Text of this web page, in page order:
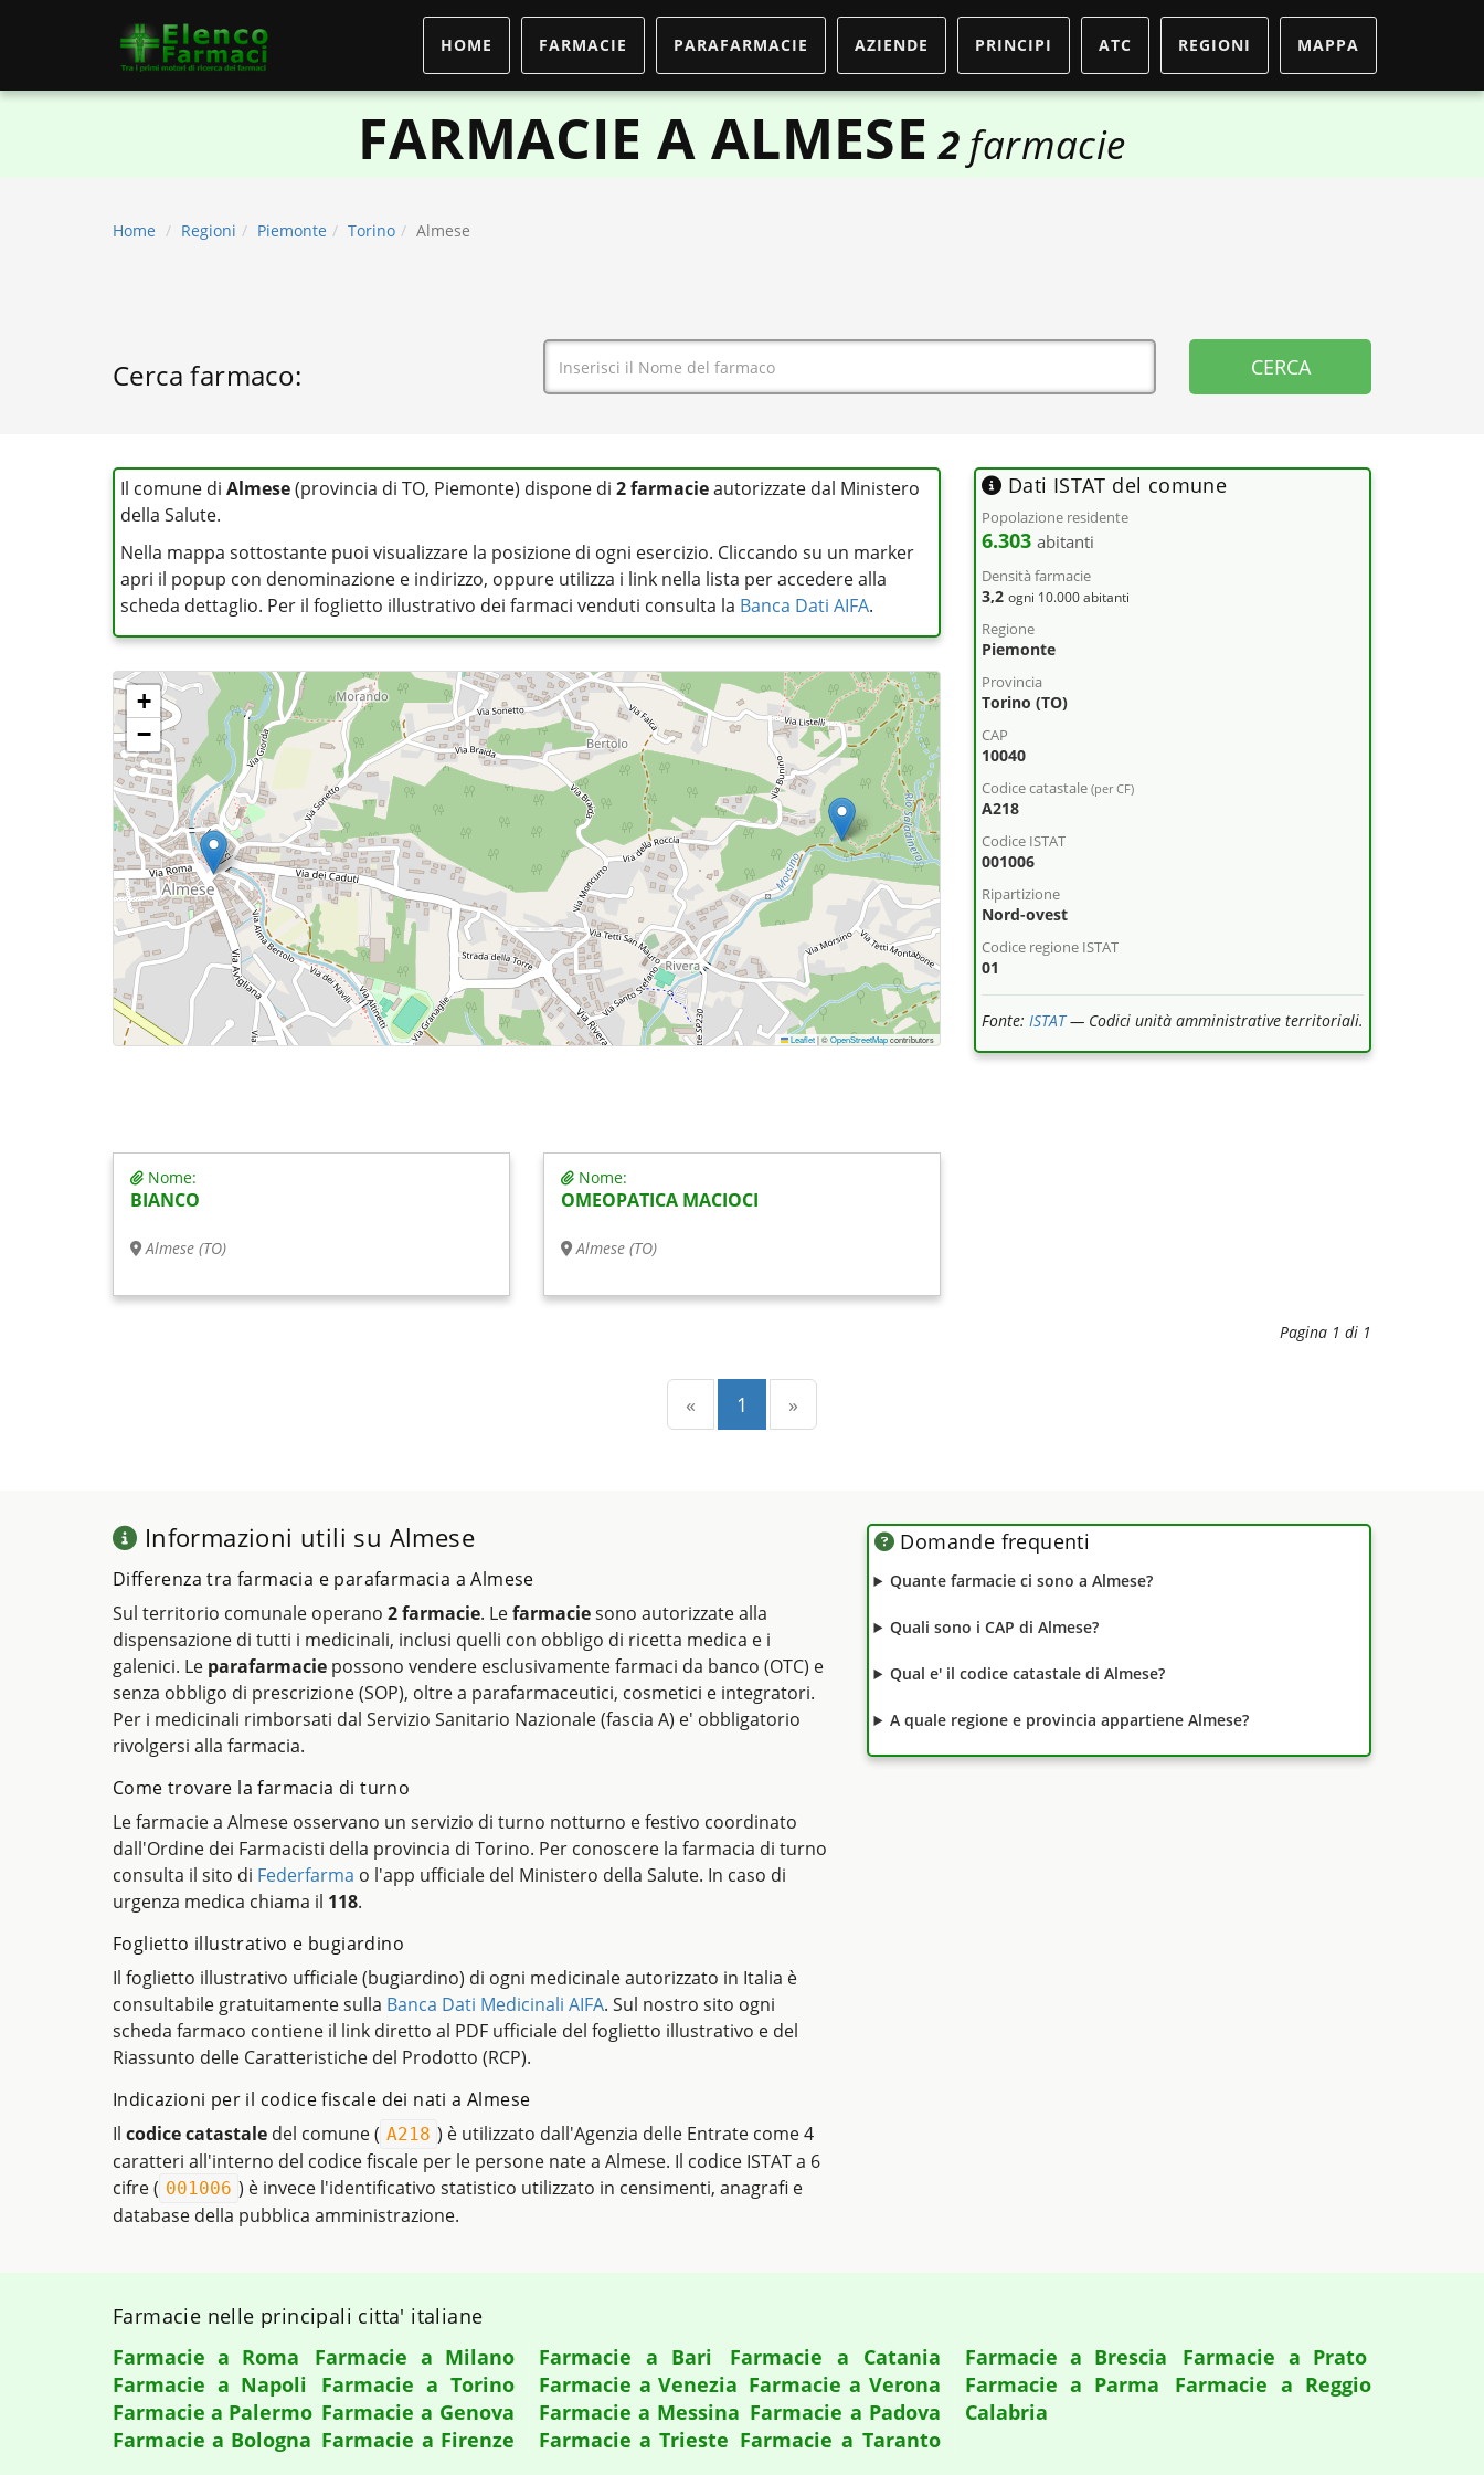
HOME FARMACIE PARAFARMACIE AZIENDE PRINCIPI ATC REGIONI MAPPA
FARMACIE A ALMESE 2 farmacie
Home Regioni Piemonte Torino Almese
Cerca farmaco:
Il comune di Almese(provincia di TO, Piemonte) dispone di 2 farmacieautorizzate dal Ministero
della Salute.
Nella mappa sottostante puoi visualizzare la posizione di ogni esercizio. Cliccando su un marker
apri il popup con denominazione e indirizzo, oppure utilizza i link nella lista per accedere alla
scheda dettaglio. Per il foglietto illustrativo dei farmaci venduti consulta la Banca Dati AIFA.
+
−
Leaflet|©OpenStreetMapcontributors
Dati ISTAT del comune
Popolazione residente
6.303 abitanti
Densità farmacie
3,2 ogni 10.000 abitanti
Regione
Piemonte
Provincia
Torino (TO)
CAP
10040
Codice catastale (per CF)
A218
Codice ISTAT
001006
Ripartizione
Nord-ovest
Codice regione ISTAT
01
Fonte: ISTAT— Codici unità amministrative territoriali.
Nome:
BIANCO
Almese (TO)
Nome:
OMEOPATICA MACIOCI
Almese (TO)
Pagina 1 di 1
« Precedente
1 (current)
»
Informazioni utili su Almese
Differenza tra farmacia e parafarmacia a Almese
Sul territorio comunale operano 2 farmacie. Lefarmaciesono autorizzate alla
dispensazione di tutti i medicinali, inclusi quelli con obbligo di ricetta medica e i
galenici. Le parafarmacie possono vendere esclusivamente farmaci da banco (OTC) e
senza obbligo di prescrizione (SOP), oltre a parafarmaceutici, cosmetici e integratori.
Per i medicinali rimborsati dal Servizio Sanitario Nazionale (fascia A) e' obbligatorio
rivolgersi alla farmacia.
Come trovare la farmacia di turno
Le farmacie a Almese osservano un servizio di turno notturno e festivo coordinato
dall'Ordine dei Farmacisti della provincia di Torino. Per conoscere la farmacia di turno
consulta il sito di Federfarma o l'app ufficiale del Ministero della Salute. In caso di
urgenza medica chiama il 118.
Foglietto illustrativo e bugiardino
Il foglietto illustrativo ufficiale (bugiardino) di ogni medicinale autorizzato in Italia è
consultabile gratuitamente sulla Banca Dati Medicinali AIFA. Sul nostro sito ogni
scheda farmaco contiene il link diretto al PDF ufficiale del foglietto illustrativo e del
Riassunto delle Caratteristiche del Prodotto (RCP).
Indicazioni per il codice fiscale dei nati a Almese
Il codice catastale del comune ( A218 ) è utilizzato dall'Agenzia delle Entrate come 4
caratteri all'interno del codice fiscale per le persone nate a Almese. Il codice ISTAT a 6
cifre ( 001006 ) è invece l'identificativo statistico utilizzato in censimenti, anagrafi e
database della pubblica amministrazione.
Domande frequenti
Quante farmacie ci sono a Almese?
Quali sono i CAP di Almese?
Qual e' il codice catastale di Almese?
A quale regione e provincia appartiene Almese?
Farmacie nelle principali citta' italiane
Farmacie a Roma
Farmacie a Milano
Farmacie a Napoli
Farmacie a Torino
Farmacie a Palermo Farmacie a Genova
Farmacie a Bologna Farmacie a Firenze
Farmacie a Bari
Farmacie a Catania
Farmacie a Venezia Farmacie a Verona
Farmacie a Messina Farmacie a Padova
Farmacie a Trieste Farmacie a Taranto
Farmacie a Brescia
Farmacie a Prato
Farmacie a Parma
Farmacie a Reggio
Calabria